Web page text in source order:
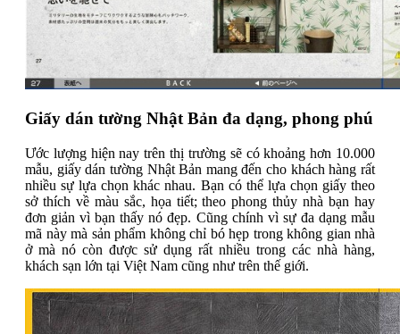
Giấy dán tường Nhật Bản đa dạng, phong phú
Ước lượng hiện nay trên thị trường sẽ có khoảng hơn 10.000
mẫu, giấy dán tường Nhật Bản mang đến cho khách hàng rất
nhiều sự lựa chọn khác nhau. Bạn có thể lựa chọn giấy theo
sở thích về màu sắc, họa tiết; theo phong thủy nhà bạn hay
đơn giản vì bạn thấy nó đẹp. Cũng chính vì sự đa dạng mẫu
mã này mà sản phẩm không chỉ bó hẹp trong không gian nhà
ở mà nó còn được sử dụng rất nhiều trong các nhà hàng,
khách sạn lớn tại Việt Nam cũng như trên thế giới.